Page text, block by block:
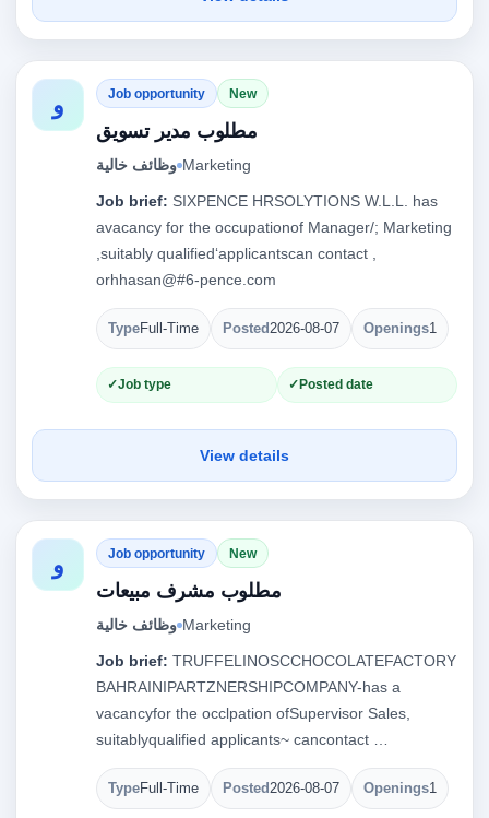
و Job opportunity New
مطلوب مدير تسويق
وظائف خالية Marketing
Job brief: SIXPENCE HRSOLYTIONS W.L.L. has
avacancy for the occupationof Manager/; Marketing
,suitably qualified‘applicantscan contact ,
orhhasan@#6-pence.com
TypeFull-Time Posted2026-08-07 Openings1
Job type Posted date
View details
و Job opportunity New
مطلوب مشرف مبيعات
وظائف خالية Marketing
Job brief: TRUFFELINOSCCHOCOLATEFACTORY
BAHRAINIPARTZNERSHIPCOMPANY-has a
vacancyfor the occlpation ofSupervisor Sales,
suitablyqualified applicants~ cancontact …
TypeFull-Time Posted2026-08-07 Openings1